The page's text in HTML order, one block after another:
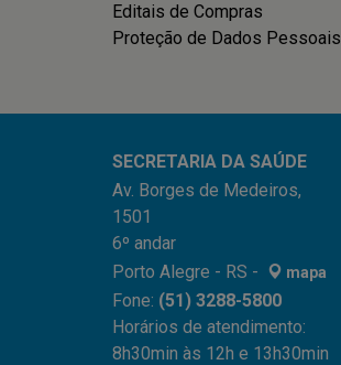
Editais de Compras
Proteção de Dados Pessoais
SECRETARIA DA SAÚDE
Av. Borges de Medeiros,
1501
6º andar
Porto Alegre - RS -
mapa
Fone: (51) 3288-5800
Horários de atendimento:
8h30min às 12h e 13h30min